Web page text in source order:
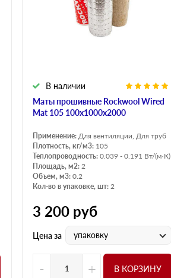
Д Оптима
Д Экстра
Толщина
50 мм
120 мм
150 мм
Маты прошивные Rockwool Wired
Mat 105 100х1000х2000
В наличии
Применение: Для вентиляции, Для труб
Плотность, кг/м3: 105
Теплопроводность: 0.039 - 0.191 Вт/(м·К)
Площадь, м2: 2
Объем, м3: 0.2
Кол-во в упаковке, шт: 2
3 200 руб
Цена за упаковку
- + В КОРЗИНУ